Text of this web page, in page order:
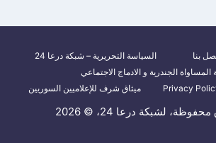
بنا
السياسة التحريرية – شبكة درعا 24
الجندرية و الادماج الاجتماعي
ميثاق شرف للإعلاميين السوريين
لشبكة درعا 24، © 2026